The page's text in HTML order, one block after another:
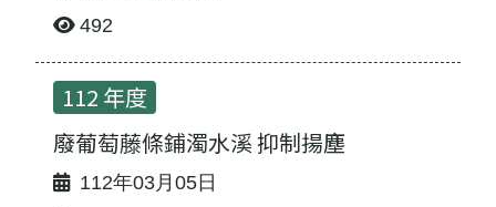
492
112 年度
廢葡萄藤條鋪濁水溪 抑制揚塵
112年03月05日